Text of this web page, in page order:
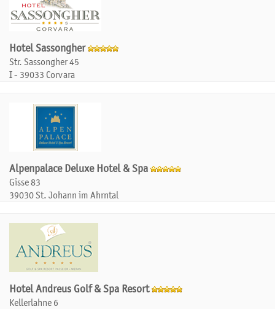
Hotel Sassongher
Str. Sassongher 45
I - 39033 Corvara
Alpenpalace Deluxe Hotel & Spa
Gisse 83
39030 St. Johann im Ahrntal
Hotel Andreus Golf & Spa Resort
Kellerlahne 6